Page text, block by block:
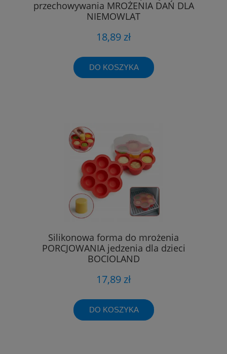
przechowywania MROŻENIA DAŃ DLA
NIEMOWLĄT
18,89 zł
DO KOSZYKA
Silikonowa forma do mrożenia
PORCJOWANIA jedzenia dla dzieci
BOCIOLAND
17,89 zł
DO KOSZYKA